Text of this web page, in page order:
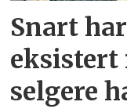
Snart
eksistert
selgere